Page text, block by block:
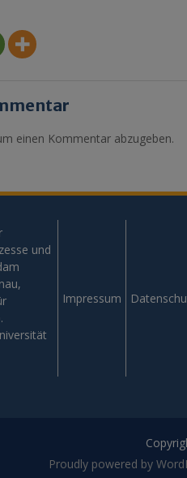
einen Kommentar abzugeben.
und
Impressum
Proudly powered by